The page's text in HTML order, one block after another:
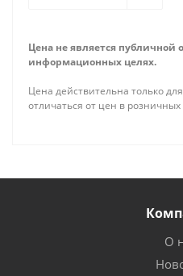
Цена не является публичной
информационных целях.
Цена действительна только
отличаться от цен в
О